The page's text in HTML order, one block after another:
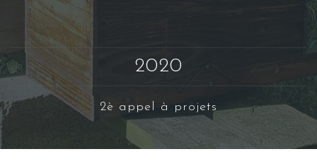
2020
2è appel à projets